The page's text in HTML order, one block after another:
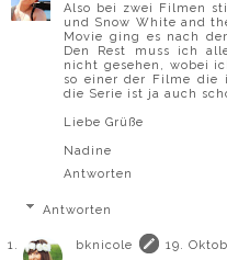
Also bei zwei Filmen
und Snow White and
Movie ging es nach
Den Rest muss ich
nicht gesehen, wobei
so einer der Filme die
die Serie ist ja auch
Liebe Grüße
Nadine
Antworten
Antworten
bknicole
19.